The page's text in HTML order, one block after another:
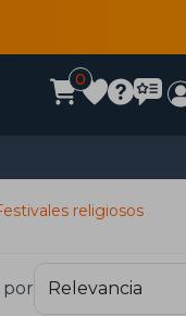
0
religiosos
por